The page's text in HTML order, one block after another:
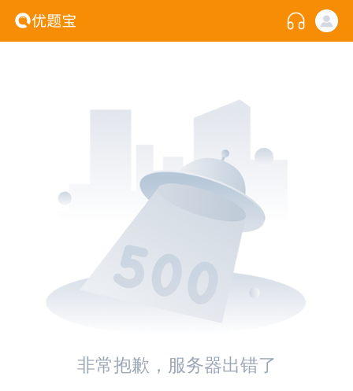
非常抱歉，服务器出错了